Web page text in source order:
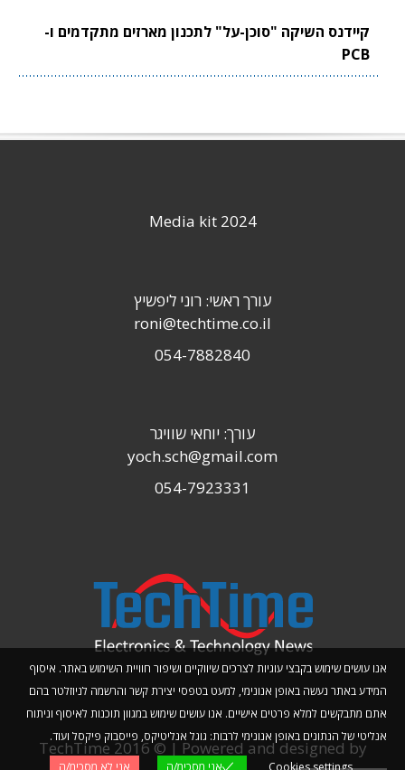
קיידנס השיקה "סוכן-על" לתכנון מארזים מתקדמים ו-
PCB
אנו עושים שימוש בקבצי עוגיות לצרכים שיווקיים ושיפור חוויית השימוש באתר. איסוף
המידע באתר נעשה באופן אנונימי, למעט בטפסי יצירת קשר והרשמה לניוזלטר בהם
אתם מתבקשים למלא פרטים אישיים. אנו עושים שימוש במגוון תוכנות לאיסוף וניתוח
אנליטי של הנתונים באופן אנונימי לרבות: גוגל אנליטיקס, פייסבוק פיקסל ועוד.
Cookies settings
אני מסכימ/ה אני לא מסכימ/ה
Media kit 2024
עורך ראשי: רוני ליפשיץ
roni@techtime.co.il
054-7882840
עורך: יוחאי שוויגר
yoch.sch@gmail.com
054-7923331
TechTime 2016 © | Powered and designed by